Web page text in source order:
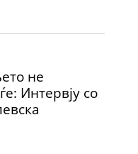
не
Интервју со